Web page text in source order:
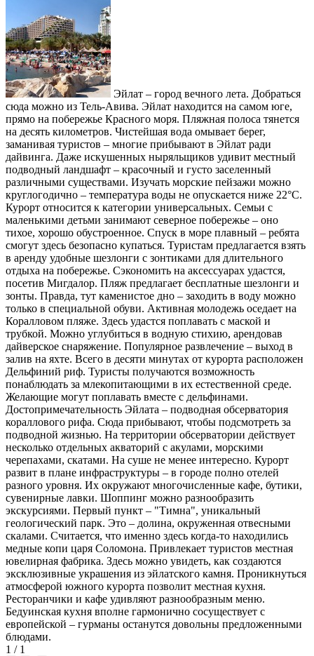
Эйлат – город вечного лета. Добраться
сюда можно из Тель-Авива. Эйлат находится на самом юге,
прямо на побережье Красного моря. Пляжная полоса тянется
на десять километров. Чистейшая вода омывает берег,
заманивая туристов – многие прибывают в Эйлат ради
дайвинга. Даже искушенных ныряльщиков удивит местный
подводный ландшафт – красочный и густо заселенный
различными существами. Изучать морские пейзажи можно
круглогодично – температура воды не опускается ниже 22°C.
Курорт относится к категории универсальных. Семьи с
маленькими детьми занимают северное побережье – оно
тихое, хорошо обустроенное. Спуск в море плавный – ребята
смогут здесь безопасно купаться. Туристам предлагается взять
в аренду удобные шезлонги с зонтиками для длительного
отдыха на побережье. Сэкономить на аксессуарах удастся,
посетив Мигдалор. Пляж предлагает бесплатные шезлонги и
зонты. Правда, тут каменистое дно – заходить в воду можно
только в специальной обуви. Активная молодежь оседает на
Коралловом пляже. Здесь удастся поплавать с маской и
трубкой. Можно углубиться в водную стихию, арендовав
дайверское снаряжение. Популярное развлечение – выход в
залив на яхте. Всего в десяти минутах от курорта расположен
Дельфиний риф. Туристы получаются возможность
понаблюдать за млекопитающими в их естественной среде.
Желающие могут поплавать вместе с дельфинами.
Достопримечательность Эйлата – подводная обсерватория
кораллового рифа. Сюда прибывают, чтобы подсмотреть за
подводной жизнью. На территории обсерватории действует
несколько отдельных акваторий с акулами, морскими
черепахами, скатами. На суше не менее интересно. Курорт
развит в плане инфраструктуры – в городе полно отелей
разного уровня. Их окружают многочисленные кафе, бутики,
сувенирные лавки. Шоппинг можно разнообразить
экскурсиями. Первый пункт – "Тимна", уникальный
геологический парк. Это – долина, окруженная отвесными
скалами. Считается, что именно здесь когда-то находились
медные копи царя Соломона. Привлекает туристов местная
ювелирная фабрика. Здесь можно увидеть, как создаются
эксклюзивные украшения из эйлатского камня. Проникнуться
атмосферой южного курорта позволит местная кухня.
Ресторанчики и кафе удивляют разнообразным меню.
Бедуинская кухня вполне гармонично сосуществует с
европейской – гурманы останутся довольны предложенными
блюдами.
1 / 1